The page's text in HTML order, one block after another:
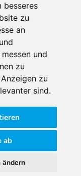
besseres
zu
an
und
zu
zu
sind.
ab
ändern